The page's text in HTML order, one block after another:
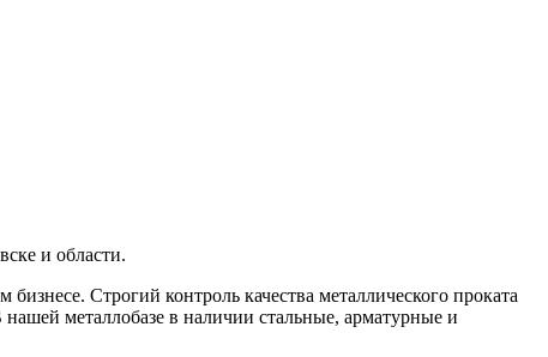
и области.
Строгий контроль качества металлического проката
металлобазе в наличии стальные, арматурные и